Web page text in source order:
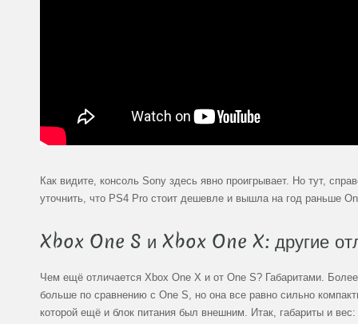
Как видите, консоль Sony здесь явно проигрывает. Но тут,
уточнить, что PS4 Pro стоит дешевле и вышла на год раньше
Xbox One S и Xbox One X: другие
Чем ещё отличается Xbox One X и от One S? Габаритами.
больше по сравнению с One S, но она все равно сильно
которой ещё и блок питания был внешним. Итак, габариты и вес: